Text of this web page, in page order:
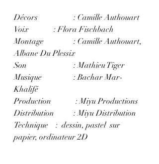
Décors		: Camille Authouart
Voix 		: Flora Fischbach
Montage
Albane Du Plessix
Son 			: Mathieu Tiger
Musique 	 	: Bachar Mar-
Khalifé
Production 	 : Miyu Productions
Distribution 	: Miyu Distribution
Technique	 :  dessin, pastel  sur
papier, ordinateur 2D